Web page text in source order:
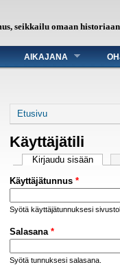
seikkailu omaan historiaan
AIKAJANA
Olet täällä
Etusivu
Käyttäjätili
Ensisijaiset
Kirjaudu sisään
Käyttäjätunnus *
Syötä käyttäjätunnuksesi
Salasana *
Syötä tunnuksesi salasana.